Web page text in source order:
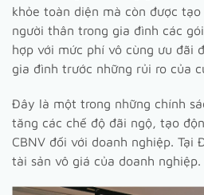
khỏe toàn diện mà còn được
người thân trong gia đình các
hợp với mức phí vô cùng ưu đãi
gia đình trước những rủi ro của
Đây là một trong những chính
tăng các chế độ đãi ngộ, tạo
CBNV đối với doanh nghiệp. Tại
tài sản vô giá của doanh nghiệp.